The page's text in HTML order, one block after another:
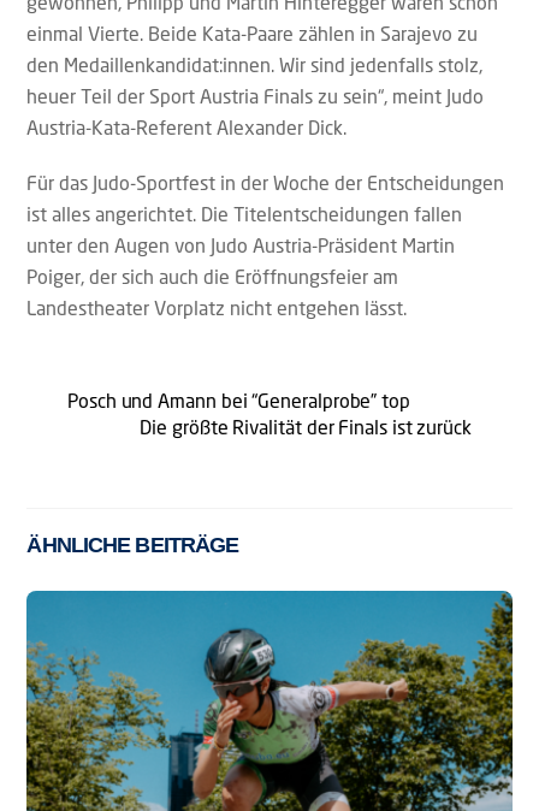
einmal Vierte. Beide Kata-Paare zählen in Sarajevo zu
den Medaillenkandidat:innen. Wir sind jedenfalls stolz,
heuer Teil der Sport Austria Finals zu sein“, meint Judo
Austria-Kata-Referent Alexander Dick.
Für das Judo-Sportfest in der Woche der Entscheidungen
ist alles angerichtet. Die Titelentscheidungen fallen
unter den Augen von Judo Austria-Präsident Martin
Poiger, der sich auch die Eröffnungsfeier am
Landestheater Vorplatz nicht entgehen lässt.
Posch und Amann bei “Generalprobe” top
Die größte Rivalität der Finals ist zurück
ÄHNLICHE BEITRÄGE